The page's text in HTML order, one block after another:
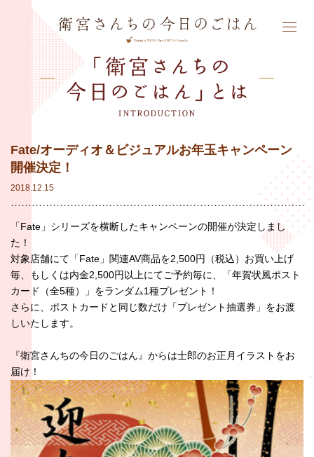
Fate/オーディオ＆ビジュアルお年玉キャンペーン
開催決定！
2018.12.15
「Fate」シリーズを横断したキャンペーンの開催が決定しまし
た！
対象店舗にて「Fate」関連AV商品を2,500円（税込）お買い上げ
毎、もしくは内金2,500円以上にてご予約毎に、「年賀状風ポスト
カード（全5種）」をランダム1種プレゼント！
さらに、ポストカードと同じ数だけ「プレゼント抽選券」をお渡
しいたします。
『衛宮さんちの今日のごはん』からは士郎のお正月イラストをお
届け！